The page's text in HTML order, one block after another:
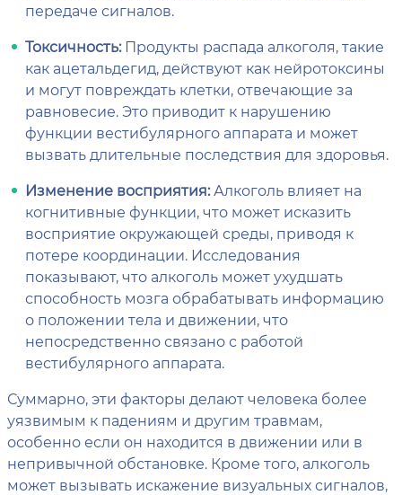
передаче сигналов.
Токсичность:Продукты распада алкоголя, такие
как ацетальдегид, действуют как нейротоксины
и могут повреждать клетки, отвечающие за
равновесие. Это приводит к нарушению
функции вестибулярного аппарата и может
вызвать длительные последствия для здоровья.
Изменение восприятия:Алкоголь влияет на
когнитивные функции, что может исказить
восприятие окружающей среды, приводя к
потере координации. Исследования
показывают, что алкоголь может ухудшать
способность мозга обрабатывать информацию
о положении тела и движении, что
непосредственно связано с работой
вестибулярного аппарата.
Суммарно, эти факторы делают человека более
уязвимым к падениям и другим травмам,
особенно если он находится в движении или в
непривычной обстановке. Кроме того, алкоголь
может вызывать искажение визуальных сигналов,